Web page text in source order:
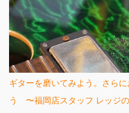
ギターを磨いてみよう。さら
う 〜福岡店スタッフ レッジ